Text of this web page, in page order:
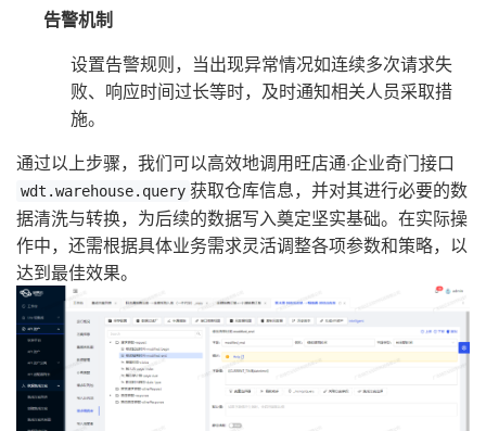
告警机制
设置告警规则，当出现异常情况如连续多次请求失
败、响应时间过长等时，及时通知相关人员采取措
施。
通过以上步骤，我们可以高效地调用旺店通·企业奇门接口
wdt.warehouse.query 获取仓库信息，并对其进行必要的数
据清洗与转换，为后续的数据写入奠定坚实基础。在实际操
作中，还需根据具体业务需求灵活调整各项参数和策略，以
达到最佳效果。